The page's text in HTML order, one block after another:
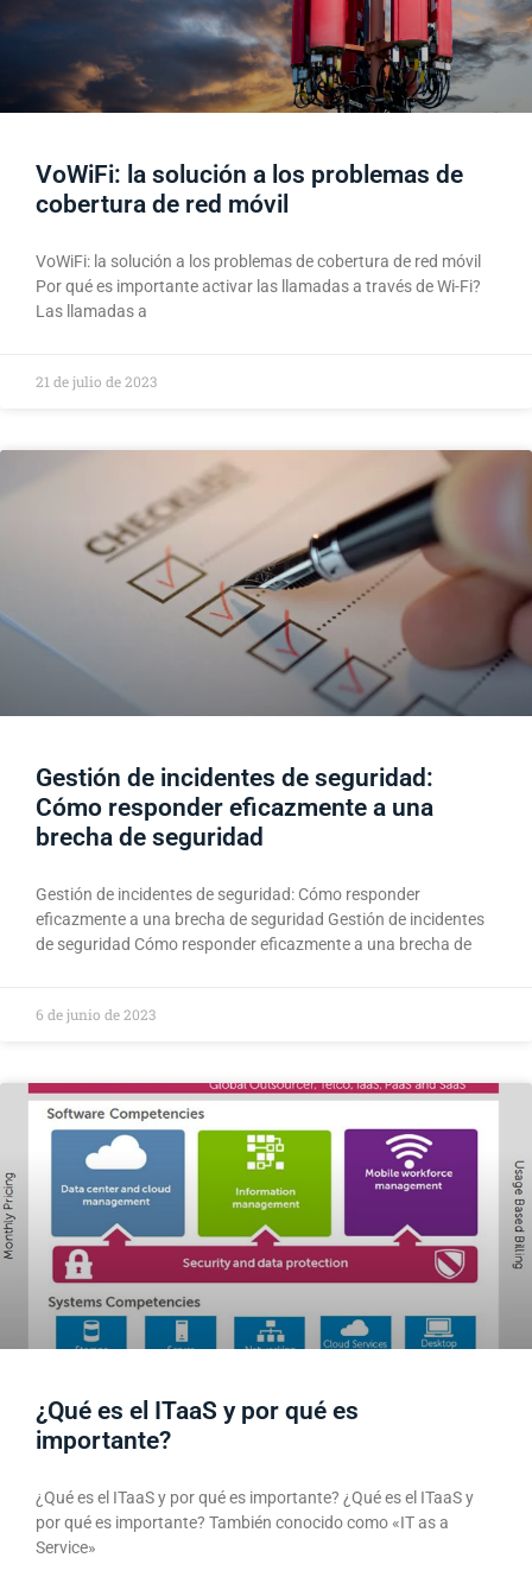
VoWiFi: la solución a los problemas de
cobertura de red móvil
VoWiFi: la solución a los problemas de cobertura de red móvil
Por qué es importante activar las llamadas a través de Wi-Fi?
Las llamadas a
21 de julio de 2023
Gestión de incidentes de seguridad:
Cómo responder eficazmente a una
brecha de seguridad
Gestión de incidentes de seguridad: Cómo responder
eficazmente a una brecha de seguridad Gestión de incidentes
de seguridad Cómo responder eficazmente a una brecha de
6 de junio de 2023
¿Qué es el ITaaS y por qué es
importante?
¿Qué es el ITaaS y por qué es importante? ¿Qué es el ITaaS y
por qué es importante? También conocido como «IT as a
Service»